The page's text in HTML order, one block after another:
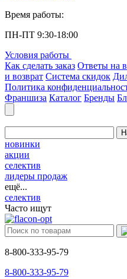
Время работы:
ПН-ПТ 9:30-18:00
Условия работы
Как сделать заказ Ответы на
и возврат Система скидок
Политика
Франшиза Каталог Бренды
новинки
акции
селектив
лидеры продаж
ещё...
селектив
Часто ищут
8-800-333-95-79
8-800-333-95-79